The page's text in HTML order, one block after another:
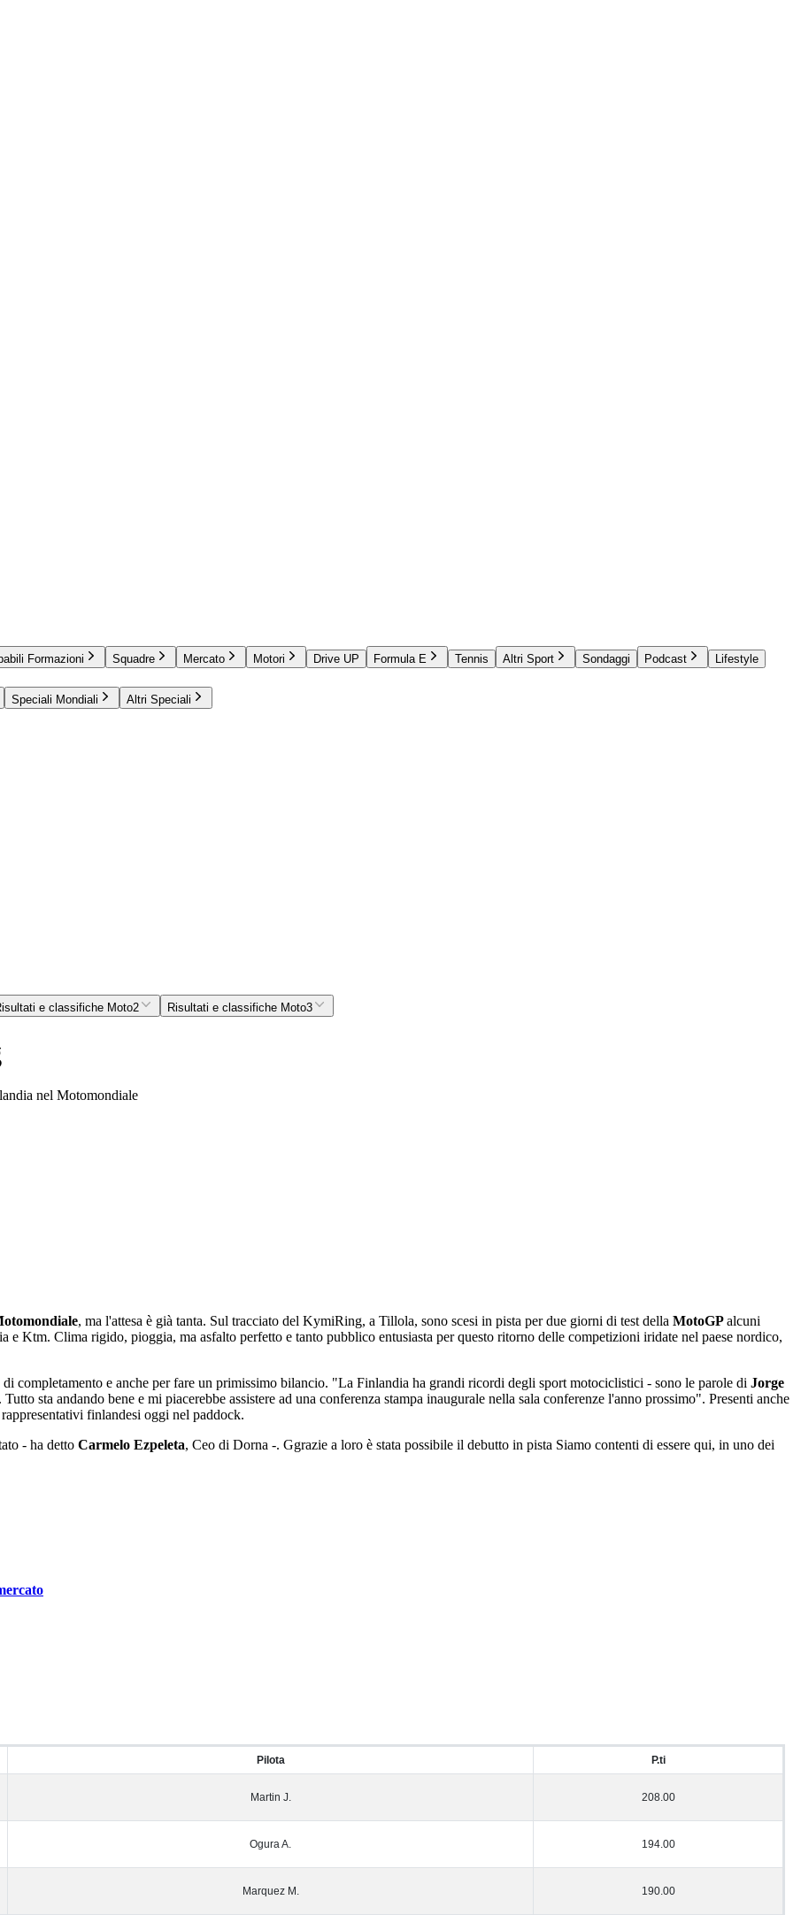
Formazioni Squadre Mercato Motori Drive UP Formula E Tennis Altri Sport Sondaggi Podcast
Lifestyle
Speciali Mondiali Altri Speciali
e classifiche Moto2 Risultati e classifiche Moto3
nel Motomondiale
, ma l'attesa è già tanta. Sul tracciato del KymiRing, a Tillola, sono scesi in pista per due giorni di test della MotoGPalcuni
Ktm. Clima rigido, pioggia, ma asfalto perfetto e tanto pubblico entusiasta per questo ritorno delle competizioni iridate nel paese nordico,
completamento e anche per fare un primissimo bilancio. "La Finlandia ha grandi ricordi degli sport motociclistici - sono le parole di Jorge
sta andando bene e mi piacerebbe assistere ad una conferenza stampa inaugurale nella sala conferenze l'anno prossimo". Presenti anche
finlandesi oggi nel paddock.
- ha detto Carmelo Ezpeleta, Ceo di Dorna -. Ggrazie a loro è stata possibile il debutto in pista Siamo contenti di essere qui, in uno dei